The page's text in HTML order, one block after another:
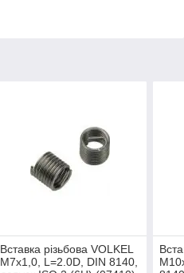
Вставка різьбова VOLKEL
М7х1,0, L=2.0D, DIN 8140,